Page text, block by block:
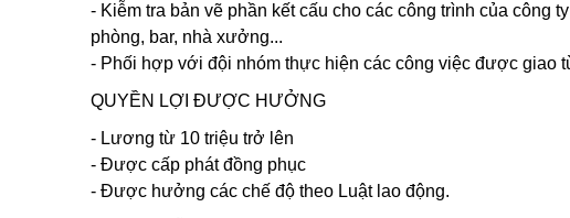
- Kiễm tra bản vẽ phần kết cấu cho các công trình của công
phòng, bar, nhà xưởng...
- Phối hợp với đội nhóm thực hiện các công việc được giao
QUYỀN LỢI ĐƯỢC HƯỞNG
- Lương từ 10 triệu trở lên
- Được cấp phát đồng phục
- Được hưởng các chế độ theo Luật lao động.